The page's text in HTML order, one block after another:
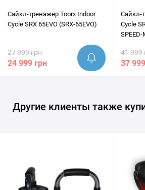
Сайкл-тренажер Toorx Indoor
Cycle SRX 65EVO (SRX-65EVO)
27 999 грн
24 999 грн
Сайкл-
Cycle
SPEED-
41 999
37
Другие клиенты также